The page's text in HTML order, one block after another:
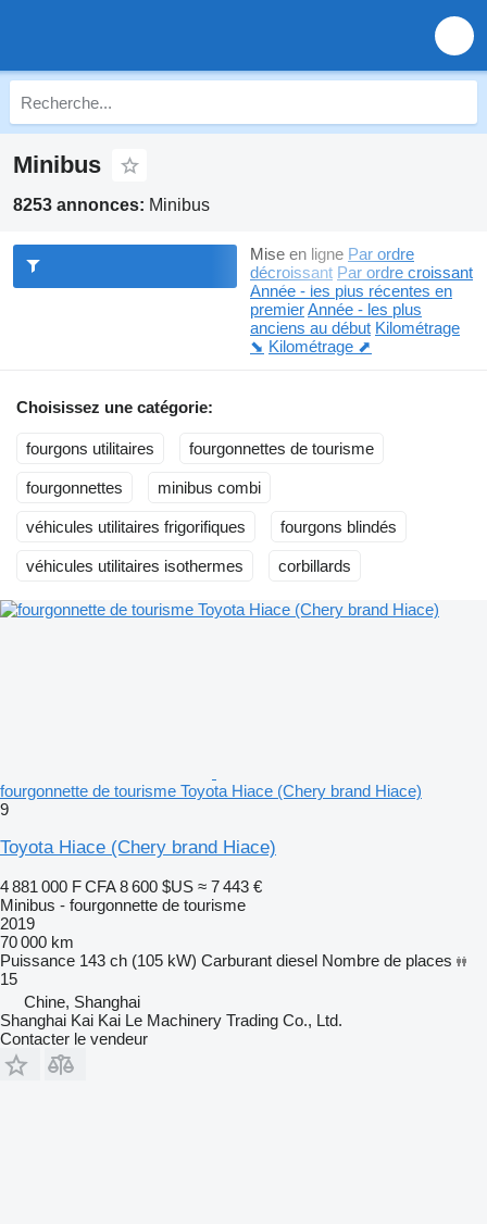
Minibus
8253 annonces: Minibus
Mise en ligne Par ordre
décroissant Par ordre croissant
Année - les plus récentes en
premierAnnée - les plus
anciens au début Kilométrage
⬊ Kilométrage ⬈
Choisissez une catégorie:
fourgons utilitaires fourgonnettes de tourisme
fourgonnettes minibus combi
véhicules utilitaires frigorifiques fourgons blindés
véhicules utilitaires isothermes corbillards
fourgonnette de tourisme Toyota Hiace (Chery brand Hiace)
9
Toyota Hiace (Chery brand Hiace)
4 881 000 F CFA 8 600 $US ≈ 7 443 €
Minibus - fourgonnette de tourisme
2019
70 000 km
Puissance 143 ch (105 kW) Carburant diesel Nombre de places
15
Chine, Shanghai
Shanghai Kai Kai Le Machinery Trading Co., Ltd.
Contacter le vendeur